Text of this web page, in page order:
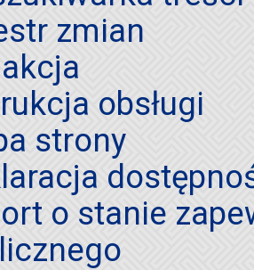
zmian
obsługi
strony
o stanie